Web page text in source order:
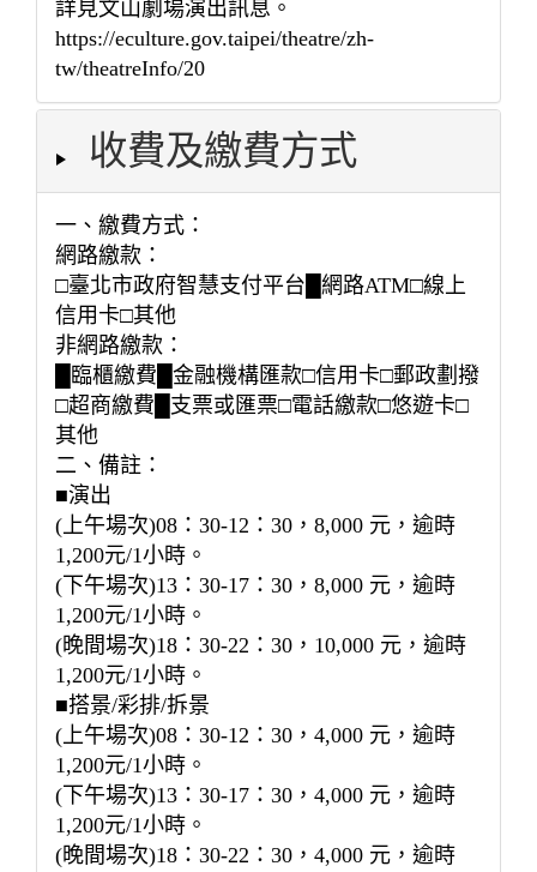
詳見文山劇場演出訊息。
https://eculture.gov.taipei/theatre/zh-
tw/theatreInfo/20
收費及繳費方式
一、繳費方式：
網路繳款：
□臺北市政府智慧支付平台█網路ATM□線上
信用卡□其他
非網路繳款：
█臨櫃繳費█金融機構匯款□信用卡□郵政劃撥
□超商繳費█支票或匯票□電話繳款□悠遊卡□
其他
二、備註：
■演出
(上午場次)08：30-12：30，8,000 元，逾時
1,200元/1小時。
(下午場次)13：30-17：30，8,000 元，逾時
1,200元/1小時。
(晚間場次)18：30-22：30，10,000 元，逾時
1,200元/1小時。
■搭景/彩排/拆景
(上午場次)08：30-12：30，4,000 元，逾時
1,200元/1小時。
(下午場次)13：30-17：30，4,000 元，逾時
1,200元/1小時。
(晚間場次)18：30-22：30，4,000 元，逾時